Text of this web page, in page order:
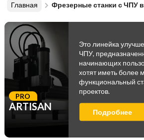
Главная Фрезерные станки с ЧПУ
ARTISAN
PRO
Это линейка
ЧПУ,
начинающих
хотят иметь более
функциональный
проектов.
Подробнее